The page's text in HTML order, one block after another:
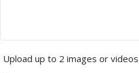
Upload up to 2 images or videos